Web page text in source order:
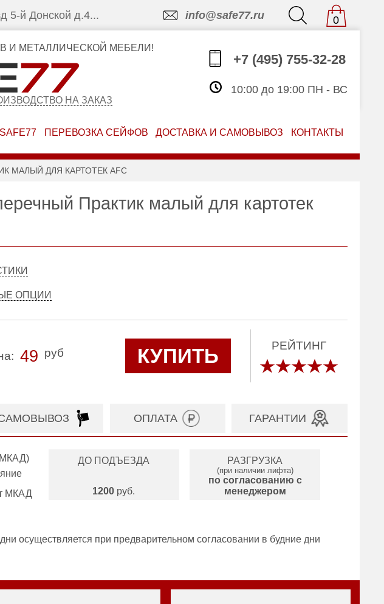
5-й Донской д.4... info@safe77.ru 0
МЕТАЛЛИЧЕСКОЙ МЕБЕЛИ!
НА ЗАКАЗ
+7 (495) 755-32-28
10:00 до 19:00 ПН - ВС
ПЕРЕВОЗКА СЕЙФОВ ДОСТАВКА И САМОВЫВОЗ КОНТАКТЫ
МАЛЫЙ ДЛЯ КАРТОТЕК AFC
Практик малый для картотек
ОПЦИИ
49 руб КУПИТЬ РЕЙТИНГ
ОПЛАТА ГАРАНТИИ
МКАД)
МКАД
ДО ПОДЪЕЗДА
1200 руб.
РАЗГРУЗКА
(при наличии лифта)
по согласованию с
менеджером
осуществляется при предварительном согласовании в будние дни